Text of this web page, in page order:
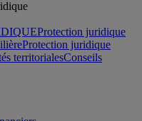
Protection juridique
Protection juridique
territorialesConseils